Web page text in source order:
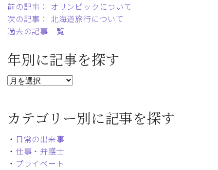
前の記事： オリンピックについて
次の記事： 北海道旅行について
過去の記事一覧
年別に記事を探す
カテゴリー別に記事を探す
・ 日常の出来事
・ 仕事・弁護士
・ プライベート